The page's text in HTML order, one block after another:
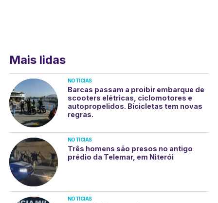
Mais lidas
NOTÍCIAS
Barcas passam a proibir embarque de
scooters elétricas, ciclomotores e
autopropelidos. Bicicletas tem novas
regras.
NOTÍCIAS
Três homens são presos no antigo
prédio da Telemar, em Niterói
NOTÍCIAS